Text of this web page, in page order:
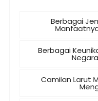
Berbagai
Berbagai
Camilan Larut